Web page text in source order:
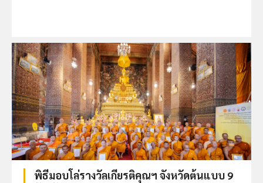
พิธีมอบโล่รางวัลเกียรติคุณฯ จังหวัดต้นแบบ 9